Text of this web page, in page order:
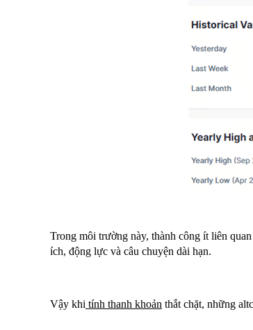
Trong môi trường này, thành công ít liên
ích, động lực và câu chuyện dài hạn.
Vậy khi tính thanh khoản thắt chặt, những